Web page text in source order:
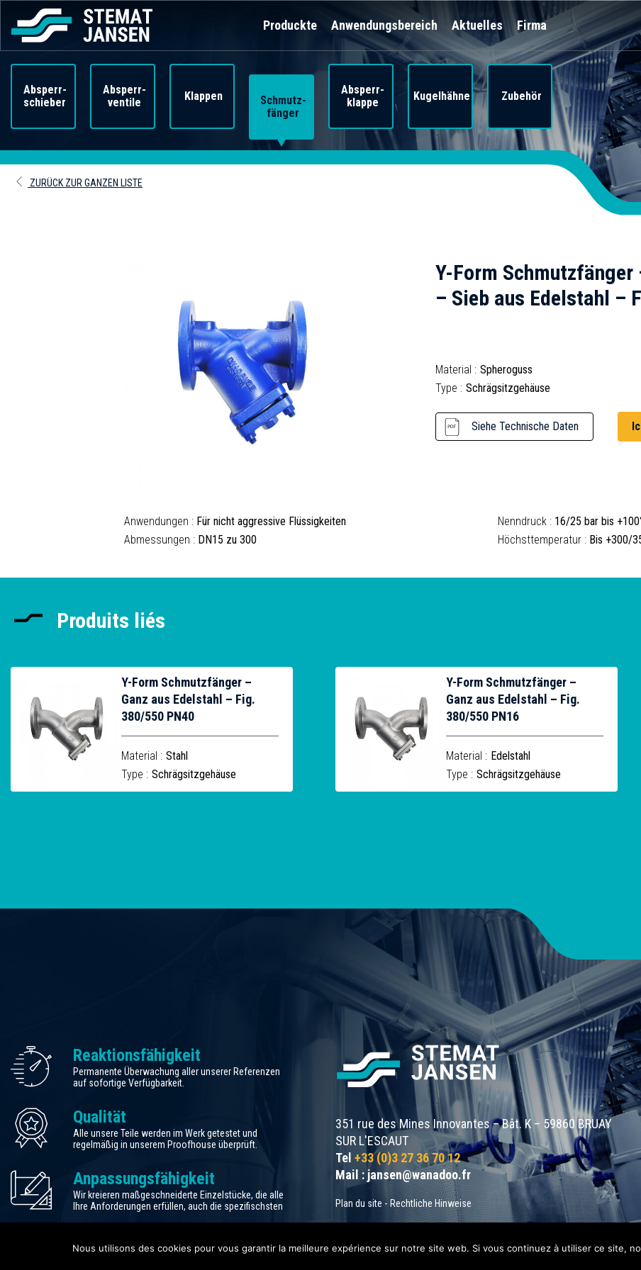
Produckte Anwendungsbereich Aktuelles Firma
Absperr-
schieber
Absperr-
ventile
Klappen
Schmutz-
fänger
Absperr-
klappe
Kugelhähne Zubehör
ZURÜCK ZUR GANZEN LISTE
Y-Form Schmutzfänger
– Sieb aus Edelstahl –
Material : Spheroguss
Type : Schrägsitzgehäuse
Siehe Technische Daten
Anwendungen : Für nicht aggressive Flüssigkeiten Nenndruck : 16/25 bar bis
Abmessungen : DN15 zu 300 Höchsttemperatur : Bis +300/
Produits liés
Y-Form Schmutzfänger –
Ganz aus Edelstahl – Fig.
380/550 PN40
Material : Stahl
Type : Schrägsitzgehäuse
Y-Form Schmutzfänger –
Ganz aus Edelstahl – Fig.
380/550 PN16
Material : Edelstahl
Type : Schrägsitzgehäuse
Reaktionsfähigkeit
Permanente Überwachung aller unserer Referenzen
auf sofortige Verfügbarkeit.
Qualität
Alle unsere Teile werden im Werk getestet und
regelmäßig in unserem Proofhouse überprüft.
Anpassungsfähigkeit
Wir kreieren maßgeschneiderte Einzelstücke, die alle
Ihre Anforderungen erfüllen, auch die spezifischsten
351 rue des Mines Innovantes – Bât. K – 59860 BRUAY
SUR L'ESCAUT
Tel +33 (0)3 27 36 70 12
Mail : jansen@wanadoo.fr
Plan du site - Rechtliche Hinweise
Nous utilisons des cookies pour vous garantir la meilleure expérience sur notre site web. Si vous continuez à utiliser ce site,